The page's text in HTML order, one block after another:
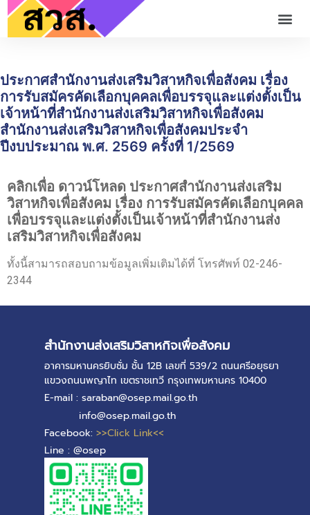
ประกาศสำนักงานส่งเสริมวิสาหกิจเพื่อสังคม เรื่อง
การรับสมัครคัดเลือกบุคคลเพื่อบรรจุและแต่งตั้งเป็น
เจ้าหน้าที่สำนักงานส่งเสริมวิสาหกิจเพื่อสังคม
สำนักงานส่งเสริมวิสาหกิจเพื่อสังคมประจำ
ปีงบประมาณ พ.ศ. 2569 ครั้งที่ 1/2569
คลิกเพื่อ ดาวน์โหลด ประกาศสำนักงานส่งเสริม
วิสาหกิจเพื่อสังคม เรื่อง การรับสมัครคัดเลือกบุคคล
เพื่อบรรจุและแต่งตั้งเป็นเจ้าหน้าที่สำนักงานส่ง
เสริมวิสาหกิจเพื่อสังคม
ทั้งนี้สามารถสอบถามข้อมูลเพิ่มเติมได้ที่ โทรศัพท์ 02-246-
2344
สำนักงานส่งเสริมวิสาหกิจเพื่อสังคม
อาคารมหานครยิบซั่ม ชั้น 12B เลขที่ 539/2 ถนนศรีอยุธยา
แขวงถนนพญาไท เขตราชเทวี กรุงเทพมหานคร 10400
E-mail : saraban@osep.mail.go.th
info@osep.mail.go.th
Facebook: >>Click Link<<
Line : @osep